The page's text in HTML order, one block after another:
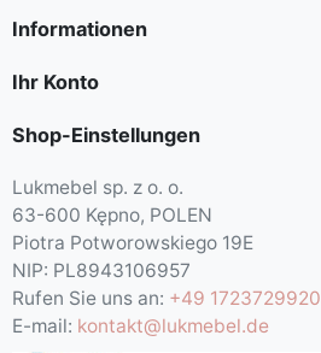
Informationen
Ihr Konto
Shop-Einstellungen
Lukmebel sp. z o. o.
63-600 Kępno, POLEN
Piotra Potworowskiego 19E
NIP: PL8943106957
Rufen Sie uns an: +49 1723729920
E-mail: kontakt@lukmebel.de